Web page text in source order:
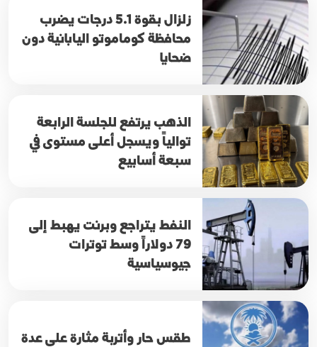
زلزال بقوة 5.1 درجات يضرب
محافظة كوماموتو اليابانية دون
ضحايا
الذهب يرتفع للجلسة الرابعة
توالياً ويسجل أعلى مستوى في
سبعة أسابيع
النفط يتراجع وبرنت يهبط إلى
79 دولاراً وسط توترات
جيوسياسية
طقس حار وأتربة مثارة على عدة